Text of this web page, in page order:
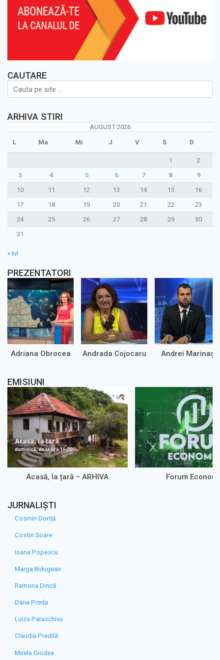
CAUTARE
ARHIVA STIRI
AUGUST 2026
L Ma Mi J V S D
1
2
3
4 5 6 7 8
9
10
11 12 13 14 15
16
17
18 19 20 21 22
23
24
25 26 27 28 29
30
31
« iul.
PREZENTATORI
Adriana Obrocea Andrada Cojocaru Andrei Marinaș
EMISIUNI
Acasă, la țară – ARHIVA Forum
JURNALIȘTI
Cosmin Doriță
Costin Soare
Ioana Popescu
Marga Bulugean
Ramona Dincă
Dana Preda
Luiza Paraschivu
Claudia Predilă
Mirela Giodea